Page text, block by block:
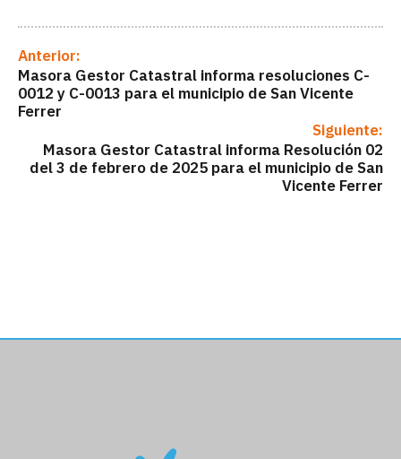
Anterior:
Masora Gestor Catastral informa resoluciones C-
0012 y C-0013 para el municipio de San Vicente
Ferrer
Siguiente:
Masora Gestor Catastral informa Resolución 02
del 3 de febrero de 2025 para el municipio de San
Vicente Ferrer